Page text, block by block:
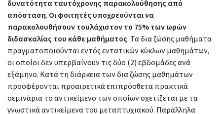
δυνατότητα ταυτόχρονης παρακολούθησης από
απόσταση. Οι φοιτητές υποχρεούνται να
παρακολουθήσουν τουλάχιστον το 75% των ωρών
διδασκαλίας του κάθε μαθήματος. Τα δια ζώσης μαθήματα
πραγματοποιούνται εντός εντατικών κύκλων μαθημάτων,
οι οποίοι δεν υπερβαίνουν τις δύο (2) εβδομάδες ανά
εξάμηνο. Κατά τη διάρκεια των δια ζώσης μαθημάτων
προσφέρονται προαιρετικά επιπρόσθετα πρακτικά
σεμινάρια το αντικείμενο των οποίων σχετίζεται με τα
γνωστικά αντικείμενα του μεταπτυχιακού. Παράλληλα